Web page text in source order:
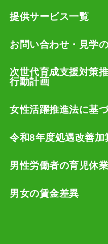
提供サービス一覧
お問い合わせ・見学
次世代育成支援対策
行動計画
女性活躍推進法に基
令和8年度処遇改善加
男性労働者の育児休
男女の賃金差異